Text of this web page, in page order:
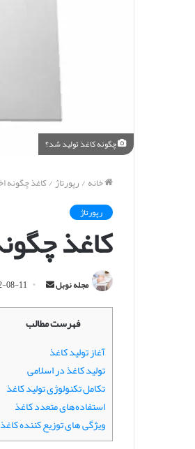
چگونه کاغذ تولید شد؟
خانه/رپورتاژ/کاغذ چگونه
رپورتاژ
کاغذ
مجله نوبل
ا
ی
ل
08-11
فهرست مطالب
آغاز تولید کاغذ
تولید کاغذ در اسلامی
تکامل تکنولوژی تولید کاغذ
استفاده‌های متعدد کاغذ
ویژگی های توزیع کننده کاغذ